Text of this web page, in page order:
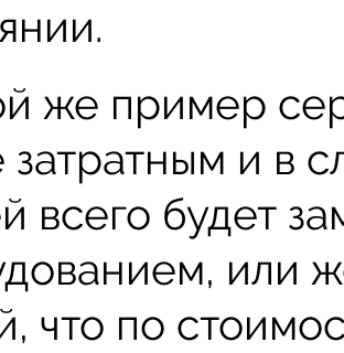
же пример
затратным и в
всего будет
или
что по